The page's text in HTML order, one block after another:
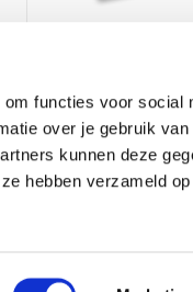
functies voor social
over je gebruik
kunnen deze
hebben verzameld